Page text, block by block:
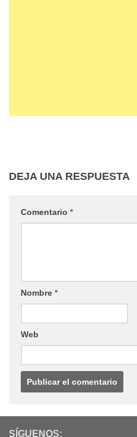
DEJA UNA RESPUESTA
Comentario *
Nombre *
Web
SÍGUENOS: